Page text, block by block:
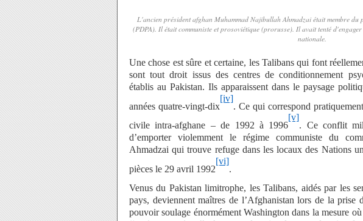
L'ancien président afghan Muhammad Najibullah Ahmadzai était membre
(PDPA). Il était communiste et prosoviétique (prorusse). Il avait tenté
nationale.
Une chose est sûre et certaine, les Talibans qui font
sont tout droit issus des centres de conditionnement
établis au Pakistan. Ils apparaissent dans le paysage
années quatre-vingt-dix
[iv]
. Ce qui correspond
civile intra-afghane – de 1992 à 1996
[v]
. Ce conflit
d’emporter violemment le régime communiste du
Ahmadzai qui trouve refuge dans les locaux des Nations
pièces le 29 avril 1992
[vi]
.
Venus du Pakistan limitrophe, les Talibans, aidés par les
pays, deviennent maîtres de l’Afghanistan lors de la
pouvoir soulage énormément Washington dans la mesure